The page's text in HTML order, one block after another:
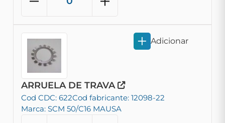
ARRUELA DE TRAVA
Cod CDC: 622Cod fabricante: 12098-22
Marca: SCM 50/C16 MAUSA
Adicionar